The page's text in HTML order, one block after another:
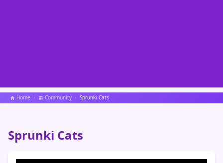
Home Community Sprunki Cats
Sprunki Cats